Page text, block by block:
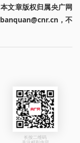
文章版权归属央广网
，不
长按二维码